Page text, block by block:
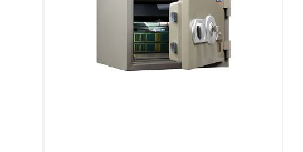
ДВК